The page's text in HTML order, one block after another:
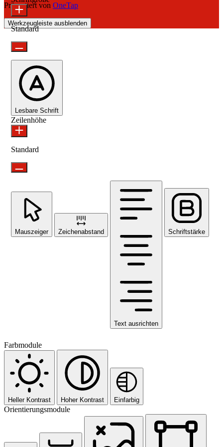
Präsentiert von OneTap
Werkzeugleiste ausblenden
Standard
Lesbare Schrift
Zeilenhöhe
Standard
Mauszeiger Zeichenabstand
Text ausrichten
Schriftstärke
Farbmodule
Heller Kontrast Hoher Kontrast Einfarbig
Orientierungsmodule